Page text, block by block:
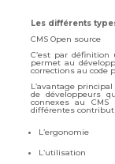
Les différents
CMS Open source
C’est par définition
permet au
corrections au code
L’avantage
de développeurs
connexes au CMS
différentes
L’ergonomie
L’utilisation